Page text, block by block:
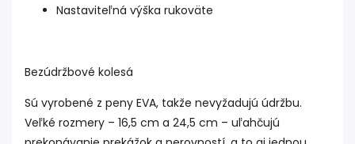
Nastaviteľná výška rukoväte
Bezúdržbové kolesá
Sú vyrobené z peny EVA, takže nevyžadujú údržbu.
Veľké rozmery – 16,5 cm a 24,5 cm – uľahčujú